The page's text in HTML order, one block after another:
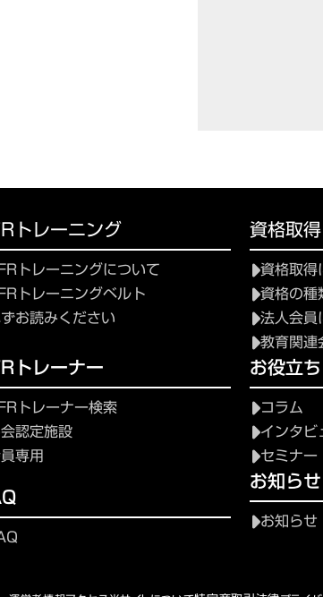
トレーニング
トレーニングについて
トレーニングベルト
お読みください
資格取
資格取
資格の
法人会
教育関
トレーナー
トレーナー検索
認定施設
専用
お役立ち
コラム
インタビ
セミナー
お知らせ
お知らせ